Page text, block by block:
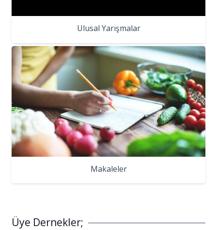
Ulusal Yarışmalar
Makaleler
Üye Dernekler;